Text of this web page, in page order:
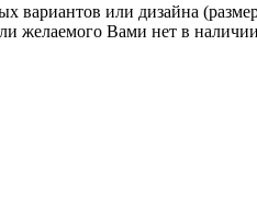
вариантов или дизайна
желаемого Вами нет в